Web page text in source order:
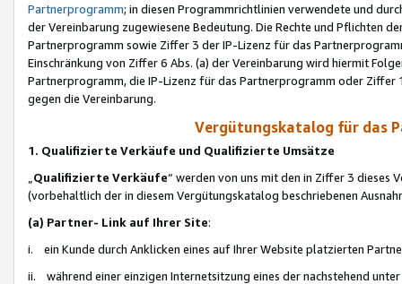
Partnerprogramm; in diesen Programmrichtlinien verwendete und
der Vereinbarung zugewiesene Bedeutung. Die Rechte und Pflichten
Partnerprogramm sowie Ziffer 3 der IP-Lizenz für das
Einschränkung von Ziffer 6 Abs. (a) der Vereinbarung wird hiermit
Partnerprogramm, die IP-Lizenz für das Partnerprogramm oder
gegen die Vereinbarung.
Vergütungskatalog für das
1. Qualifizierte Verkäufe und Qualifizierte Umsätze
Qualifizierte Verkäufe“ werden von uns mit den in Ziffer 3
(vorbehaltlich der in diesem Vergütungskatalog beschriebenen
(a) Partner- Link auf Ihrer Site:
i. ein Kunde durch Anklicken eines auf Ihrer Website platzierten
ii. während einer einzigen Internetsitzung eines der nachstehend